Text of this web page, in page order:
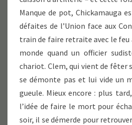
Manque de pot, Chickamauga
défaites de l’Union face aux
train de faire retraite avec le
monde quand un officier
chariot. Clem, qui vient de fêter
se démonte pas et lui vide un
gueule. Mieux encore : plus
l’idée de faire le mort pour
soir, il se démerde pour